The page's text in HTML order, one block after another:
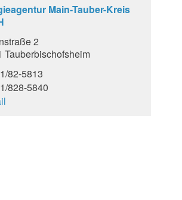
Main-Tauber-Kreis
2
Tauberbischofsheim
82-5813
828-5840